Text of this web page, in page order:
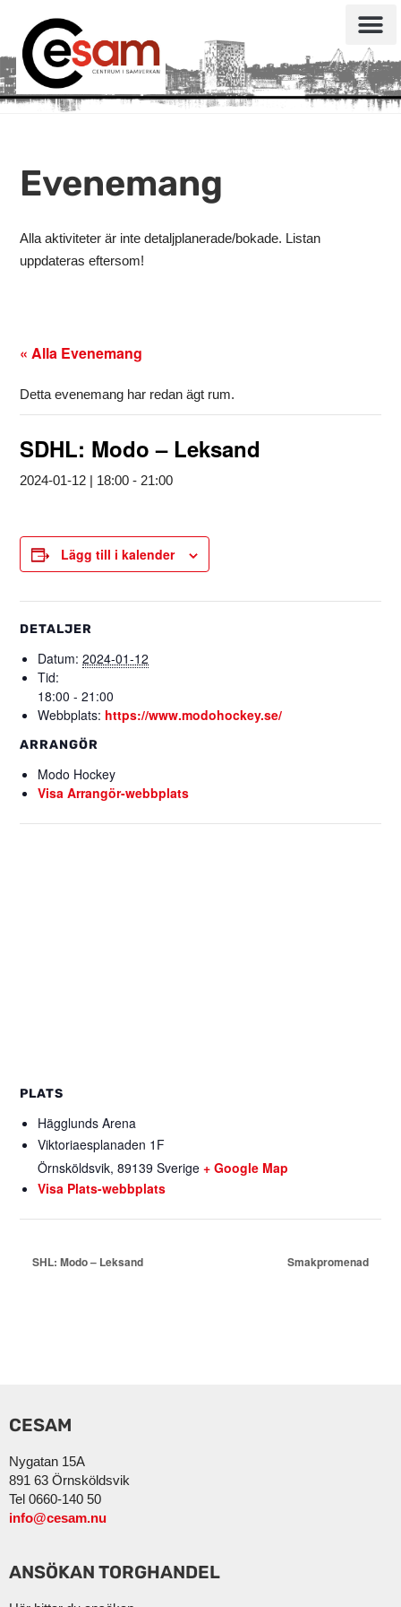
Evenemang
Alla aktiviteter är inte detaljplanerade/bokade. Listan
uppdateras eftersom!
« Alla Evenemang
Detta evenemang har redan ägt rum.
SDHL: Modo – Leksand
2024-01-12 | 18:00 - 21:00
Lägg till i kalender
DETALJER
Datum: 2024-01-12
Tid:
18:00 - 21:00
Webbplats: https://www.modohockey.se/
ARRANGÖR
Modo Hockey
Visa Arrangör-webbplats
PLATS
Hägglunds Arena
Viktoriaesplanaden 1F
Örnsköldsvik, 89139 Sverige + Google Map
Visa Plats-webbplats
SHL: Modo – Leksand Smakpromenad
CESAM
Nygatan 15A
891 63 Örnsköldsvik
Tel 0660-140 50
info@cesam.nu
ANSÖKAN TORGHANDEL